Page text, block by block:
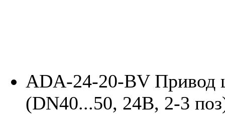
ADA-24-20-BV Привод
(DN40...50, 24В, 2-3